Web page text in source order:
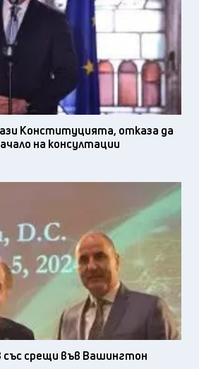
Конституцията, отказа да
на консултации
срещи във Вашингтон